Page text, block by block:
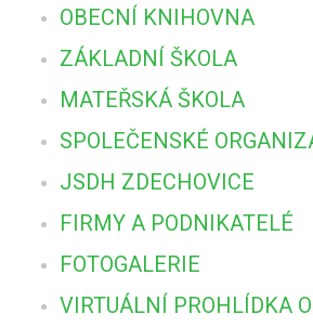
OBECNÍ KNIHOVNA
ZÁKLADNÍ ŠKOLA
MATEŘSKÁ ŠKOLA
SPOLEČENSKÉ
JSDH ZDECHOVICE
FIRMY A PODNIKATELÉ
FOTOGALERIE
VIRTUÁLNÍ PROHLÍDKA